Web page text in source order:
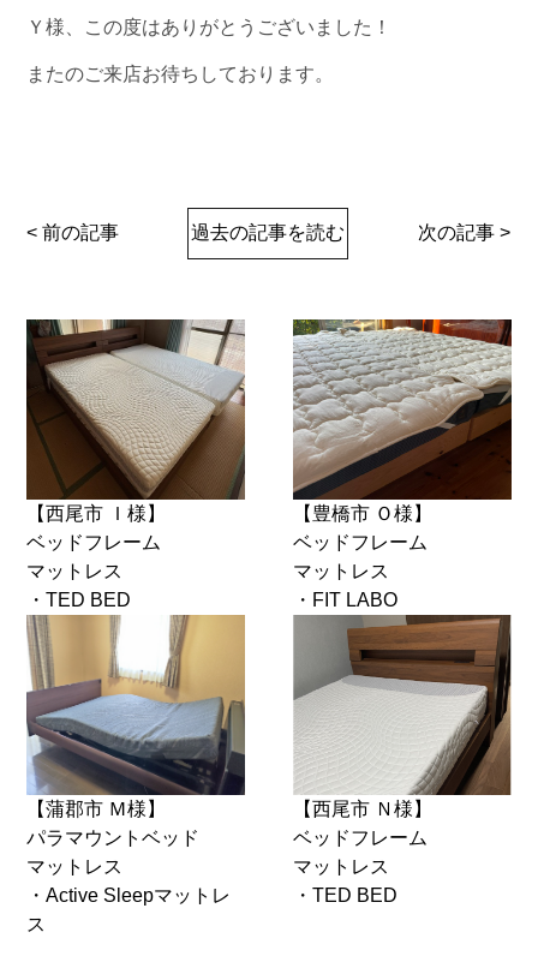
Ｙ様、この度はありがとうございました！
またのご来店お待ちしております。
< 前の記事 過去の記事を読む 次の記事 >
【西尾市 Ｉ様】
ベッドフレーム
マットレス
・TED BED
【豊橋市 Ｏ様】
ベッドフレーム
マットレス
・FIT LABO
【蒲郡市 Ｍ様】
パラマウントベッド
マットレス
・Active Sleepマットレ
ス
【西尾市 Ｎ様】
ベッドフレーム
マットレス
・TED BED